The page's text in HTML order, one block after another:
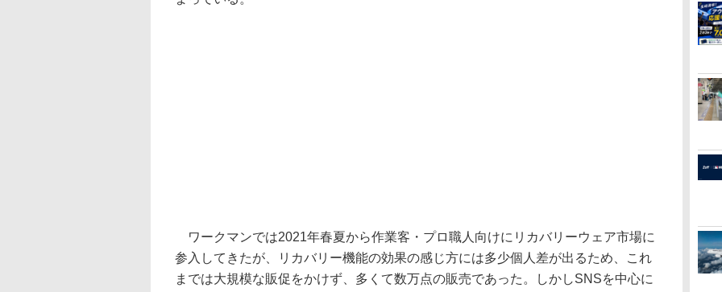
ワークマンでは2021年春夏から作業客・プロ職人向けにリカバリーウェア市場に
参入してきたが、リカバリー機能の効果の感じ方には多少個人差が出るため、これ
までは大規模な販促をかけず、多くて数万点の販売であった。しかしSNSを中心に